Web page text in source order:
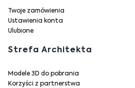
Twoje zamówienia
Ustawienia konta
Ulubione
Strefa Architekta
Modele 3D do pobrania
Korzyści z partnerstwa